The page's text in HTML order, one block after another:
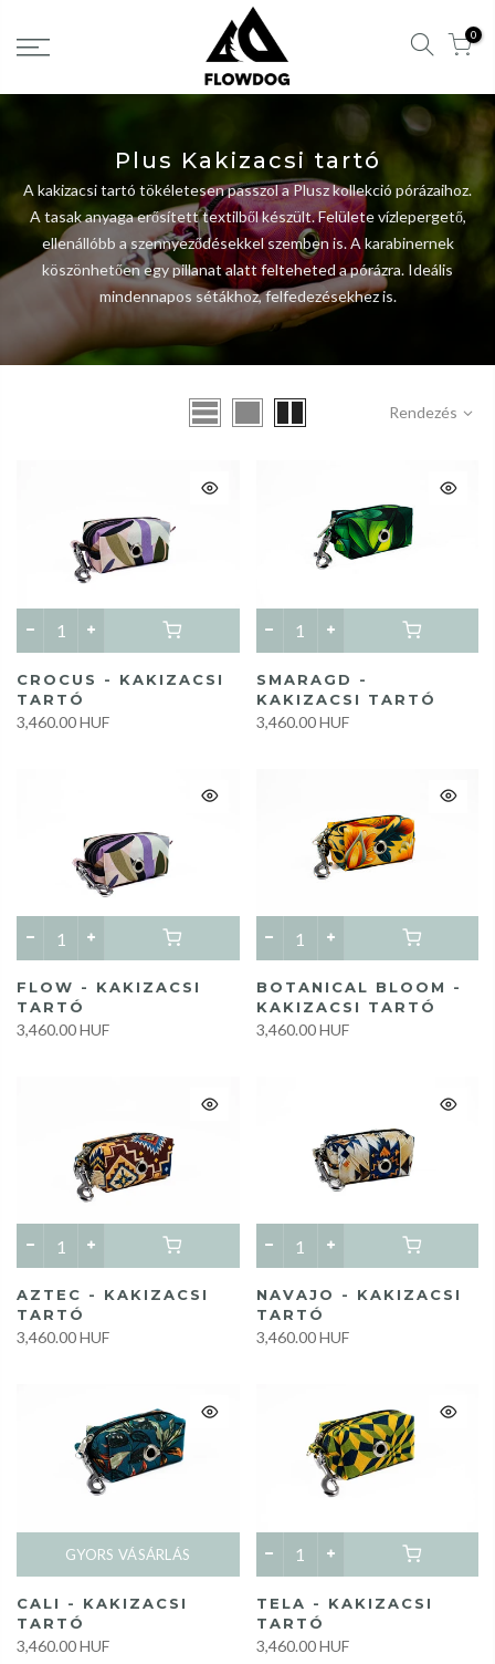
átlépése
0
Plus Kakizacsi tartó
A kakizacsi tartó tökéletesen passzol a Plusz kollekció pórázaihoz.
A tasak anyaga erősített textilből készült. Felülete vízlepergető,
ellenállóbb a szennyeződésekkel szemben is. A karabinernek
köszönhetően egy pillanat alatt felteheted a pórázra. Ideális
mindennapos sétákhoz, felfedezésekhez is.
Rendezés
CROCUS - KAKIZACSI
TARTÓ
3,460.00 HUF
SMARAGD -
KAKIZACSI TARTÓ
3,460.00 HUF
FLOW - KAKIZACSI
TARTÓ
3,460.00 HUF
BOTANICAL BLOOM -
KAKIZACSI TARTÓ
3,460.00 HUF
AZTEC - KAKIZACSI
TARTÓ
3,460.00 HUF
NAVAJO - KAKIZACSI
TARTÓ
3,460.00 HUF
GYORS VÁSÁRLÁS
CALI - KAKIZACSI
TARTÓ
3,460.00 HUF
TELA - KAKIZACSI
TARTÓ
3,460.00 HUF